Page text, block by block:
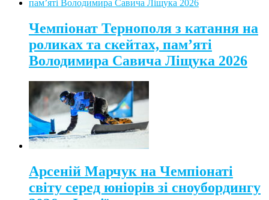
Чемпіонат Тернополя з катання на
роликах та скейтах, пам’яті
Володимира Савича Ліщука 2026
Арсеній Марчук на Чемпіонаті
світу серед юніорів зі сноубордингу